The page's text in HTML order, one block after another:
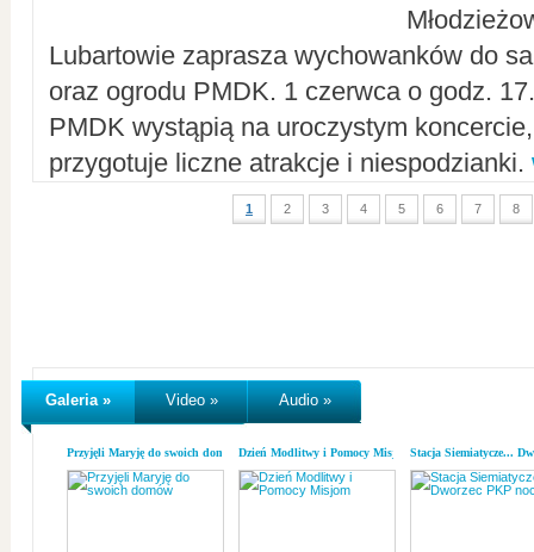
Lubartowie zaprasza wychowanków do
oraz ogrodu PMDK. 1 czerwca o godz.
PMDK wystąpią na uroczystym
przygotuje liczne atrakcje i niespodzianki.
1 2 3 4 5 6 7 8
Galeria » Video » Audio »
Przyjęli Maryję do swoich domówDzień Modlitwy i Pomocy MisjomStacja Siemiatycze...